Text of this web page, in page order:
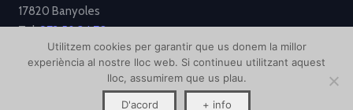
17820 Banyoles
Tel.972 58 34 70
turisme@ajbanyoles.org
[Política de Privacitat][Política de Cookies]
Utilitzem cookies per garantir que us donem la millor
experiència al nostre lloc web. Si continueu utilitzant aquest
lloc, assumirem que us plau.
D'acord + info